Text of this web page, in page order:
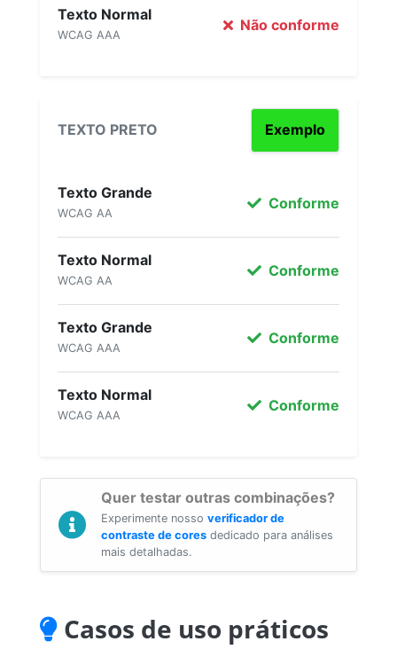
Texto Normal
WCAG AAA
Não conforme
TEXTO PRETO Exemplo
Texto Grande
WCAG AA
Conforme
Texto Normal
WCAG AA
Conforme
Texto Grande
WCAG AAA
Conforme
Texto Normal
WCAG AAA
Conforme
Quer testar outras combinações?
Experimente nosso verificador de
contraste de cores dedicado para análises
mais detalhadas.
Casos de uso práticos